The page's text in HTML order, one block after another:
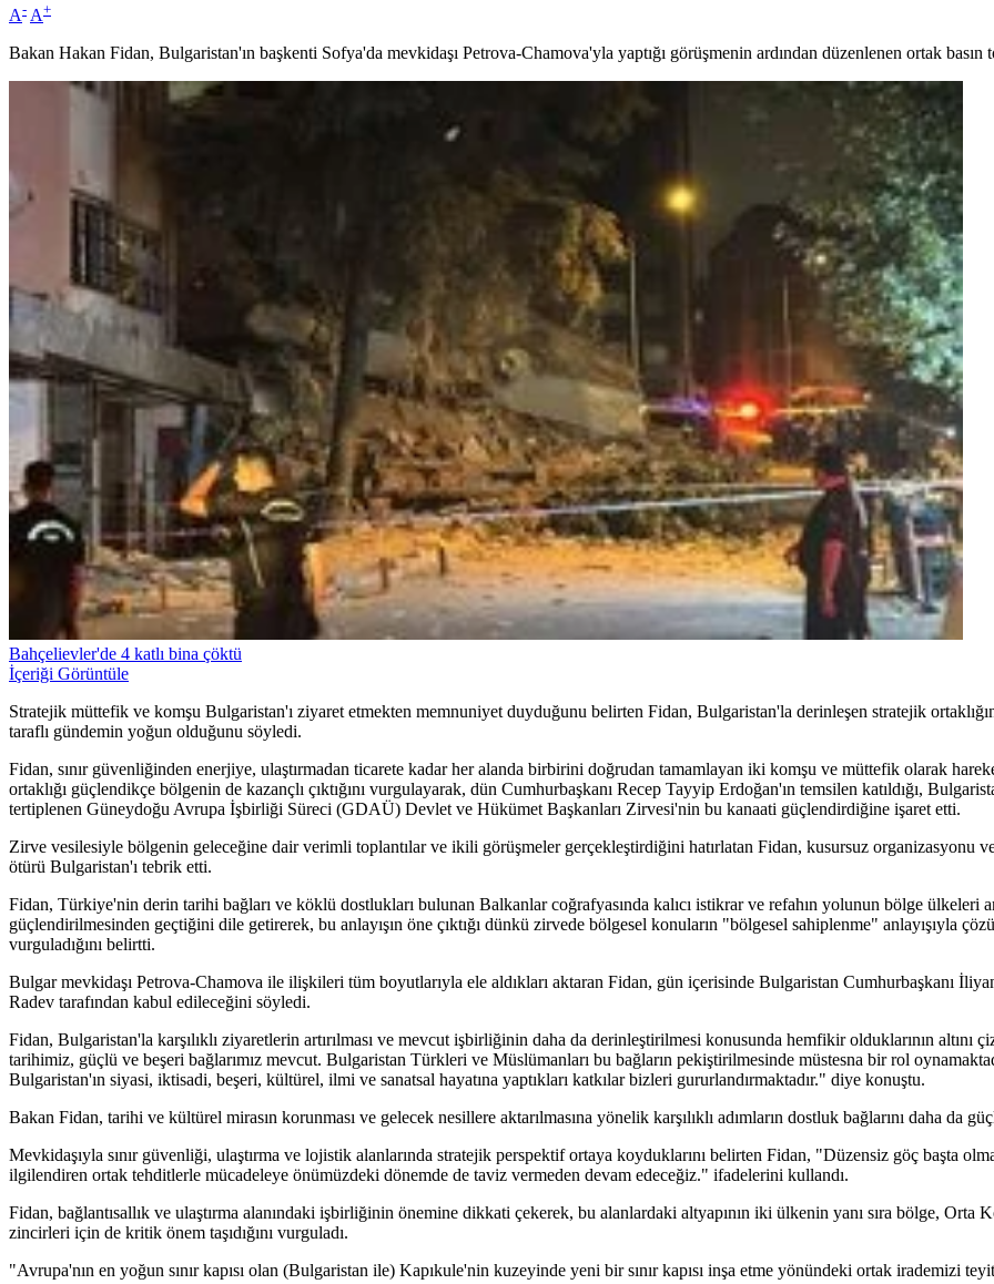
A- A+
Bakan Hakan Fidan, Bulgaristan'ın başkenti Sofya'da mevkidaşı Petrova-Chamova'yla yaptığı görüşmenin ardından düzenlenen ortak basın
Bahçelievler'de 4 katlı bina çöktü
İçeriği Görüntüle
Stratejik müttefik ve komşu Bulgaristan'ı ziyaret etmekten memnuniyet duyduğunu belirten Fidan, Bulgaristan'la derinleşen stratejik
taraflı gündemin yoğun olduğunu söyledi.
Fidan, sınır güvenliğinden enerjiye, ulaştırmadan ticarete kadar her alanda birbirini doğrudan tamamlayan iki komşu ve müttefik olarak
ortaklığı güçlendikçe bölgenin de kazançlı çıktığını vurgulayarak, dün Cumhurbaşkanı Recep Tayyip Erdoğan'ın temsilen katıldığı,
tertiplenen Güneydoğu Avrupa İşbirliği Süreci (GDAÜ) Devlet ve Hükümet Başkanları Zirvesi'nin bu kanaati güçlendirdiğine işaret etti.
Zirve vesilesiyle bölgenin geleceğine dair verimli toplantılar ve ikili görüşmeler gerçekleştirdiğini hatırlatan Fidan, kusursuz organizasyonu ve
ötürü Bulgaristan'ı tebrik etti.
Fidan, Türkiye'nin derin tarihi bağları ve köklü dostlukları bulunan Balkanlar coğrafyasında kalıcı istikrar ve refahın yolunun bölge ülkeleri
güçlendirilmesinden geçtiğini dile getirerek, bu anlayışın öne çıktığı dünkü zirvede bölgesel konuların "bölgesel sahiplenme" anlayışıyla
vurguladığını belirtti.
Bulgar mevkidaşı Petrova-Chamova ile ilişkileri tüm boyutlarıyla ele aldıkları aktaran Fidan, gün içerisinde Bulgaristan Cumhurbaşkanı
Radev tarafından kabul edileceğini söyledi.
Fidan, Bulgaristan'la karşılıklı ziyaretlerin artırılması ve mevcut işbirliğinin daha da derinleştirilmesi konusunda hemfikir olduklarının altını
tarihimiz, güçlü ve beşeri bağlarımız mevcut. Bulgaristan Türkleri ve Müslümanları bu bağların pekiştirilmesinde müstesna bir rol
Bulgaristan'ın siyasi, iktisadi, beşeri, kültürel, ilmi ve sanatsal hayatına yaptıkları katkılar bizleri gururlandırmaktadır." diye konuştu.
Bakan Fidan, tarihi ve kültürel mirasın korunması ve gelecek nesillere aktarılmasına yönelik karşılıklı adımların dostluk bağlarını daha da
Mevkidaşıyla sınır güvenliği, ulaştırma ve lojistik alanlarında stratejik perspektif ortaya koyduklarını belirten Fidan, "Düzensiz göç başta
ilgilendiren ortak tehditlerle mücadeleye önümüzdeki dönemde de taviz vermeden devam edeceğiz." ifadelerini kullandı.
Fidan, bağlantısallık ve ulaştırma alanındaki işbirliğinin önemine dikkati çekerek, bu alanlardaki altyapının iki ülkenin yanı sıra bölge, Orta
zincirleri için de kritik önem taşıdığını vurguladı.
"Avrupa'nın en yoğun sınır kapısı olan (Bulgaristan ile) Kapıkule'nin kuzeyinde yeni bir sınır kapısı inşa etme yönündeki ortak irademizi teyit